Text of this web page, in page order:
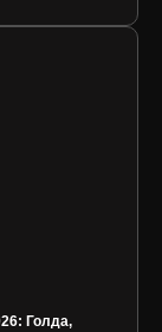
Голда,